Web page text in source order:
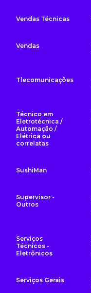
Vendas Técnicas
Vendas
Tlecomunicações
Técnico em
Eletrotécnica /
Automação /
Elétrica ou
correlatas
SushiMan
Supervisor -
Outros
Serviços
Técnicos -
Eletrônicos
Serviços Gerais